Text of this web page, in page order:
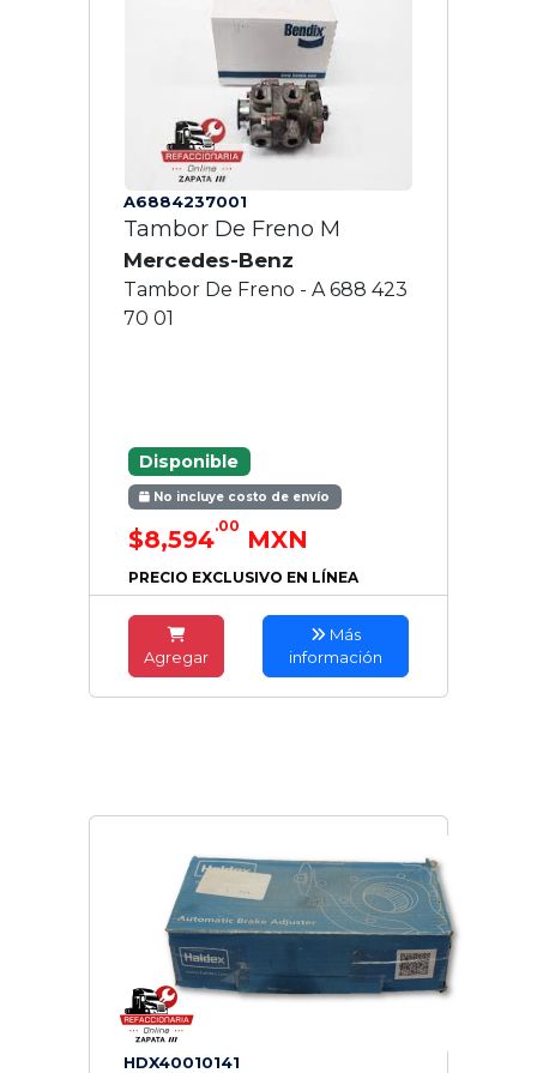
A6884237001
Tambor De Freno M
Mercedes-Benz
Tambor De Freno - A 688 423
70 01
Disponible
No incluye costo de envío
$8,594.00 MXN
PRECIO EXCLUSIVO EN LÍNEA
Agregar
Más
información
HDX40010141